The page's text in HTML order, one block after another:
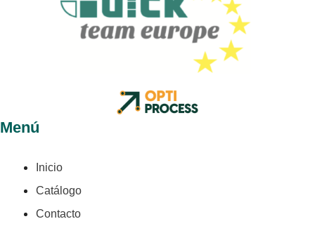
Menú
Inicio
Catálogo
Contacto